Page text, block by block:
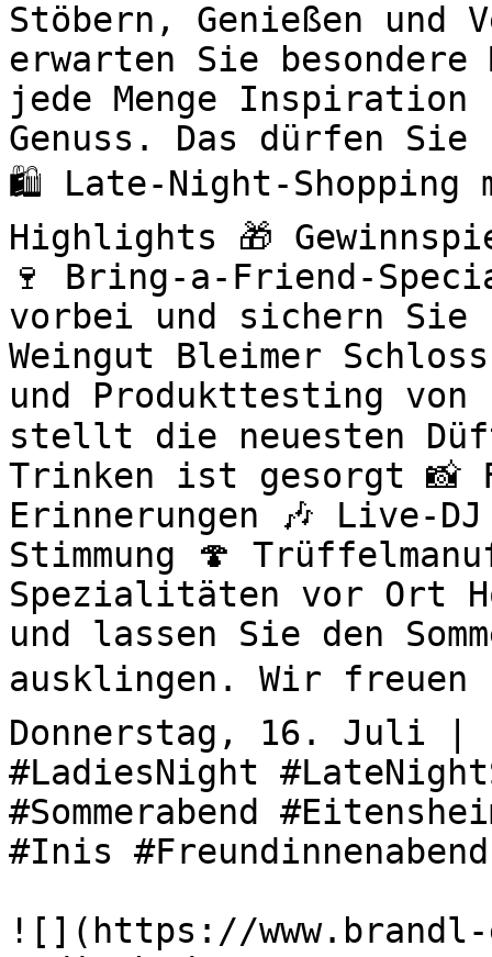
Stöbern, Genießen und
erwarten Sie besondere
jede Menge
Genuss. Das dürfen
🛍️ Late-Night-
Highlights 🎁
🍷 Bring-a-Friend-
vorbei und sichern Sie
Weingut Bleimer
und Produkttesting
stellt die neuesten
Trinken ist gesorgt 📸
Erinnerungen 🎶
Stimmung 🍄
Spezialitäten vor Ort
und lassen Sie den
ausklingen. Wir freuen
Donnerstag, 16. Juli |
#LadiesNight
#Sommerabend
#Inis
![](https://